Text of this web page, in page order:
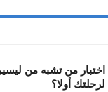
اختبار من تشبه من
لرحلتك أولا؟